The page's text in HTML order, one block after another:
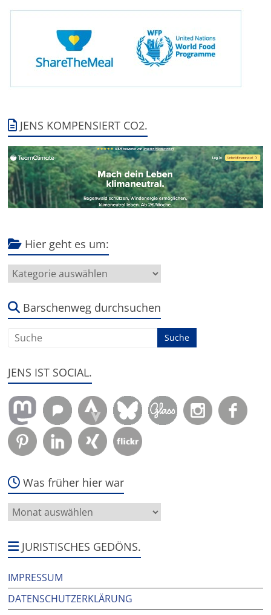
JENS KOMPENSIERT CO2.
Hier geht es um:
Hier
geht
um:Barschenweg durchsuchen
JENS IST SOCIAL.
Was früher hier war
Was
früher
warJURISTISCHES GEDÖNS.
IMPRESSUM
DATENSCHUTZERKLÄRUNG